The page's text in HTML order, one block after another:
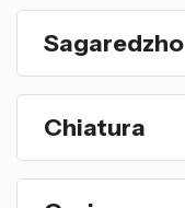
Sagaredzho
Chiatura